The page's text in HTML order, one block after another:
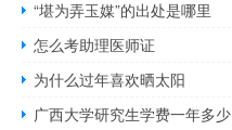
“堪为弄玉媒”的出处是哪里
怎么考助理医师证
为什么过年喜欢晒太阳
广西大学研究生学费一年多少